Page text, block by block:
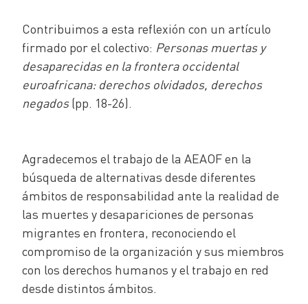
Contribuimos a esta reflexión con un artículo
firmado por el colectivo: Personas muertas y
desaparecidas en la frontera occidental
euroafricana: derechos olvidados, derechos
negados(pp. 18-26).
Agradecemos el trabajo de la AEAOF en la
búsqueda de alternativas desde diferentes
ámbitos de responsabilidad ante la realidad de
las muertes y desapariciones de personas
migrantes en frontera, reconociendo el
compromiso de la organización y sus miembros
con los derechos humanos y el trabajo en red
desde distintos ámbitos.